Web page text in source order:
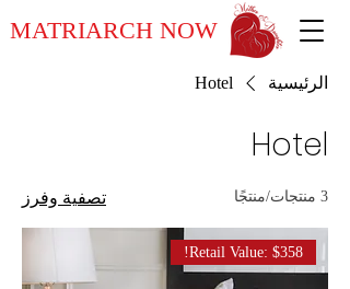
MATRIARCH NOW
الرئيسية Hotel
Hotel
3 منتجات/منتجًا تصفية وفرز
Retail Value: $358!